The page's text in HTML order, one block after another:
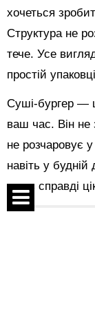
хочеться
Структура не
тече. Усе
простій
Суші-бургер —
ваш час. Він не
не розчаровує
навіть у
щось справді